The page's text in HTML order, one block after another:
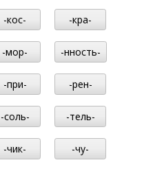
-кос- -кра-
-мор- -нность-
-при- -рен-
-соль- -тель-
-чик- -чу-